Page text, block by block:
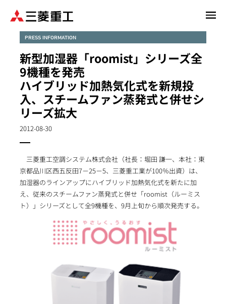
PRESS INFORMATION
新型加湿器「roomist」シリーズ全
9機種を発売
ハイブリッド加熱気化式を新規投
入、スチームファン蒸発式と併せシ
リーズ拡大
2012-08-30
三菱重工空調システム株式会社（社長：堀田 謙一、本社：東
京都品川区西五反田7－25－5、三菱重工業が100％出資）は、
加湿器のラインアップにハイブリッド加熱気化式を新たに加
え、従来のスチームファン蒸発式と併せ「roomist（ルーミス
ト）」シリーズとして全9機種を、9月上旬から順次発売する。